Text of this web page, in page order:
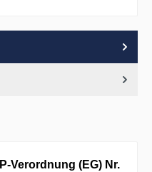
Verordnung (EG) Nr.